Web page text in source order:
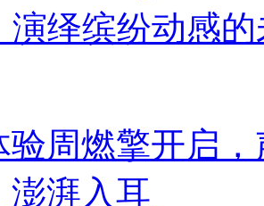
演绎缤纷动感
验周燃擎开启
澎湃入耳